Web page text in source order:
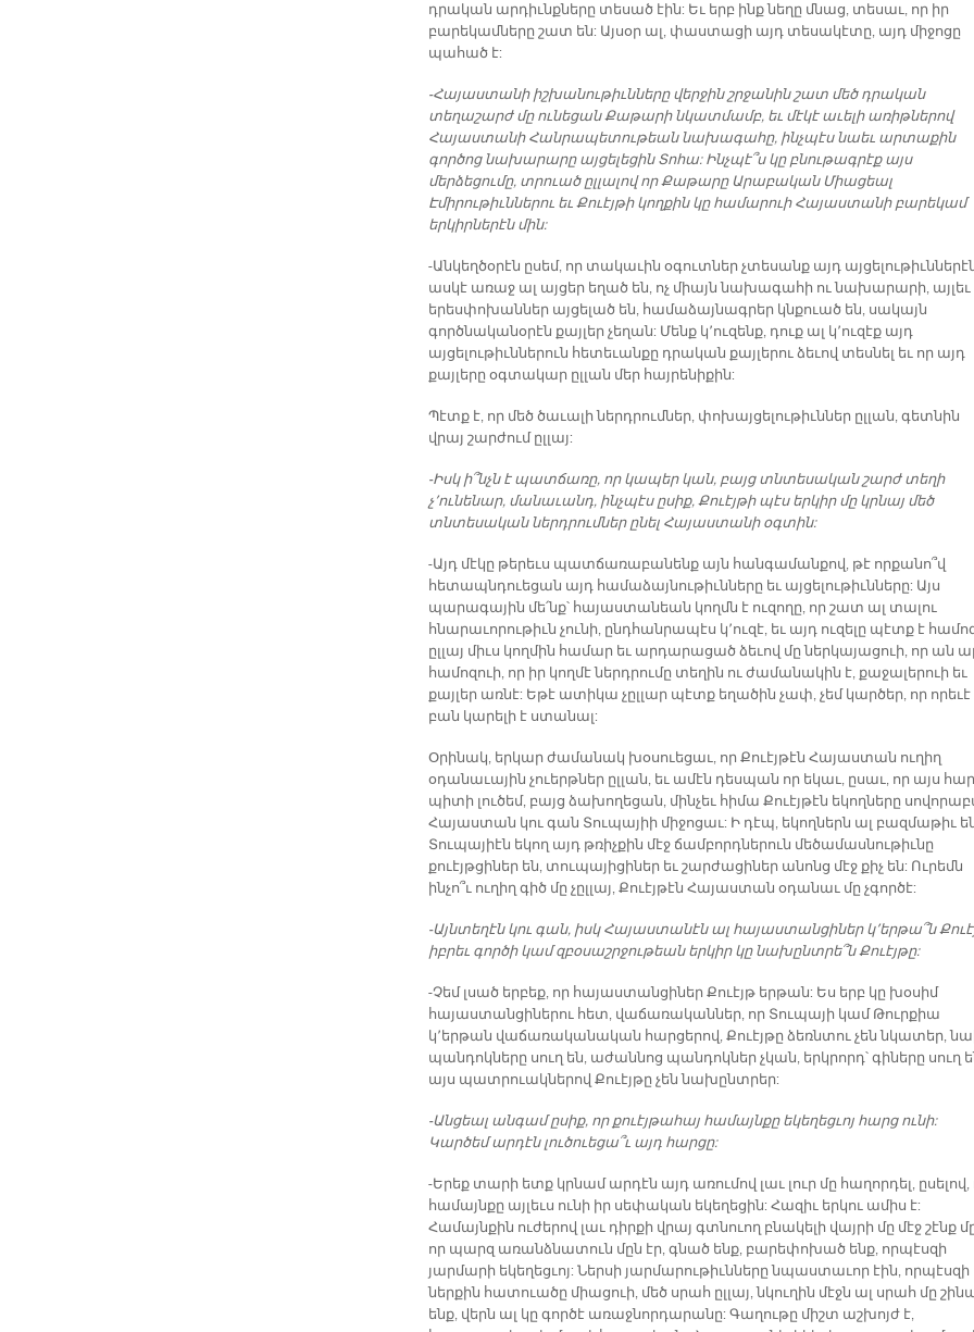
դրական արդիւնքները տեսած էին: Եւ երբ ինք նեղը մնաց, տեսաւ, որ իր
բարեկամները շատ են: Այսօր ալ, փաստացի այդ տեսակէտը, այդ միջոցը
պահած է:
-Հայաստանի իշխանութիւնները վերջին շրջանին շատ մեծ դրական
տեղաշարժ մը ունեցան Քաթարի նկատմամբ, եւ մէկէ աւելի առիթներով
Հայաստանի Հանրապետութեան նախագահը, ինչպէս նաեւ արտաքին
գործոց նախարարը այցելեցին Տոհա: Ինչպէ՞ս կը բնութագրէք այս
մերձեցումը, տրուած ըլլալով որ Քաթարը Արաբական Միացեալ
Էմիրութիւններու եւ Քուէյթի կողքին կը համարուի Հայաստանի բարեկամ
երկիրներէն մին:
-Անկեղծօրէն ըսեմ, որ տակաւին օգուտներ չտեսանք այդ
ասկէ առաջ ալ այցեր եղած են, ոչ միայն նախագահի ու նախարարի, այլեւ
երեսփոխաններ այցելած են, համաձայնագրեր կնքուած են, սակայն
գործնականօրէն քայլեր չեղան: Մենք կ՚ուզենք, դուք ալ կ՚ուզէք այդ
այցելութիւններուն հետեւանքը դրական քայլերու ձեւով տեսնել եւ որ այդ
քայլերը օգտակար ըլլան մեր հայրենիքին:
Պէտք է, որ մեծ ծաւալի ներդրումներ, փոխայցելութիւններ ըլլան, գետնին
վրայ շարժում ըլլայ:
-Իսկ ի՞նչն է պատճառը, որ կապեր կան, բայց տնտեսական շարժ տեղի
չ՚ունենար, մանաւանդ, ինչպէս ըսիք, Քուէյթի պէս երկիր մը կրնայ մեծ
տնտեսական ներդրումներ ընել Հայաստանի օգտին:
-Այդ մէկը թերեւս պատճառաբանենք այն հանգամանքով, թէ որքանո՞վ
հետապնդուեցան այդ համաձայնութիւնները եւ այցելութիւնները: Այս
պարագային մե՛նք՝ հայաստանեան կողմն է ուզողը, որ շատ ալ տալու
հնարաւորութիւն չունի, ընդհանրապէս կ՚ուզէ, եւ այդ ուզելը պէտք է
ըլլայ միւս կողմին համար եւ արդարացած ձեւով մը ներկայացուի, որ ան ալ
համոզուի, որ իր կողմէ ներդրումը տեղին ու ժամանակին է, քաջալերուի եւ
քայլեր առնէ: Եթէ ատիկա չըլլար պէտք եղածին չափ, չեմ կարծեր, որ որեւէ
բան կարելի է ստանալ:
Օրինակ, երկար ժամանակ խօսուեցաւ, որ Քուէյթէն Հայաստան ուղիղ
օդանաւային չուերթներ ըլլան, եւ ամէն դեսպան որ եկաւ, ըսաւ, որ այս
պիտի լուծեմ, բայց ձախողեցան, մինչեւ հիմա Քուէյթէն եկողները
Հայաստան կու գան Տուպայիի միջոցաւ: Ի դէպ, եկողներն ալ բազմաթիւ
Տուպայիէն եկող այդ թռիչքին մէջ ճամբորդներուն մեծամասնութիւնը
քուէյթցիներ են, տուպայիցիներ եւ շարժացիներ անոնց մէջ քիչ են: Ուրեմն
ինչո՞ւ ուղիղ գիծ մը չըլլայ, Քուէյթէն Հայաստան օդանաւ մը չգործէ:
-Այնտեղէն կու գան, իսկ Հայաստանէն ալ հայաստանցիներ կ՚երթա՞ն
իբրեւ գործի կամ զբօսաշրջութեան երկիր կը նախընտրե՞ն Քուէյթը:
-Չեմ լսած երբեք, որ հայաստանցիներ Քուէյթ երթան: Ես երբ կը խօսիմ
հայաստանցիներու հետ, վաճառականներ, որ Տուպայի կամ Թուրքիա
կ՚երթան վաճառականական հարցերով, Քուէյթը ձեռնտու չեն նկատեր,
պանդոկները սուղ են, աժաննոց պանդոկներ չկան, երկրորդ՝ գիները սուղ
այս պատրուակներով Քուէյթը չեն նախընտրեր:
-Անցեալ անգամ ըսիք, որ քուէյթահայ համայնքը եկեղեցւոյ հարց ունի:
Կարծեմ արդէն լուծուեցա՞ւ այդ հարցը:
-Երեք տարի ետք կրնամ արդէն այդ առումով լաւ լուր մը հաղորդել, ըսելով,
համայնքը այլեւս ունի իր սեփական եկեղեցին: Հազիւ երկու ամիս է:
Համայնքին ուժերով լաւ դիրքի վրայ գտնուող բնակելի վայրի մը մէջ շէնք
որ պարզ առանձնատուն մըն էր, գնած ենք, բարեփոխած ենք, որպէսզի
յարմարի եկեղեցւոյ: Ներսի յարմարութիւնները նպաստաւոր էին, որպէսզի
ներքին հատուածը միացուի, մեծ սրահ ըլլայ, նկուղին մէջն ալ սրահ մը
ենք, վերն ալ կը գործէ առաջնորդարանը: Գաղութը միշտ աշխոյժ է,